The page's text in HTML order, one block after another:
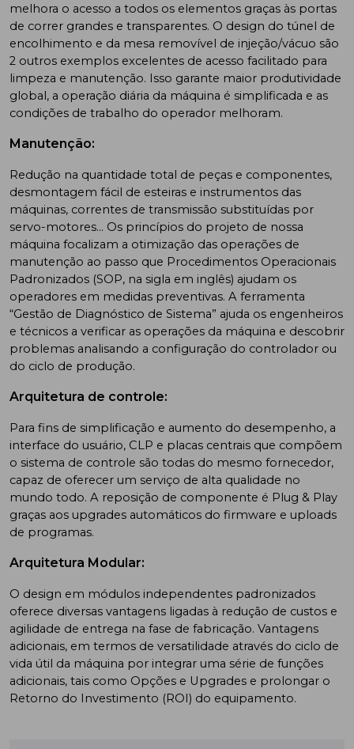
melhora o acesso a todos os elementos graças às portas
de correr grandes e transparentes. O design do túnel de
encolhimento e da mesa removível de injeção/vácuo são
2 outros exemplos excelentes de acesso facilitado para
limpeza e manutenção. Isso garante maior produtividade
global, a operação diária da máquina é simplificada e as
condições de trabalho do operador melhoram.
Manutenção:
Redução na quantidade total de peças e componentes,
desmontagem fácil de esteiras e instrumentos das
máquinas, correntes de transmissão substituídas por
servo-motores… Os princípios do projeto de nossa
máquina focalizam a otimização das operações de
manutenção ao passo que Procedimentos Operacionais
Padronizados (SOP, na sigla em inglês) ajudam os
operadores em medidas preventivas. A ferramenta
“Gestão de Diagnóstico de Sistema” ajuda os engenheiros
e técnicos a verificar as operações da máquina e descobrir
problemas analisando a configuração do controlador ou
do ciclo de produção.
Arquitetura de controle:
Para fins de simplificação e aumento do desempenho, a
interface do usuário, CLP e placas centrais que compõem
o sistema de controle são todas do mesmo fornecedor,
capaz de oferecer um serviço de alta qualidade no
mundo todo. A reposição de componente é Plug & Play
graças aos upgrades automáticos do firmware e uploads
de programas.
Arquitetura Modular:
O design em módulos independentes padronizados
oferece diversas vantagens ligadas à redução de custos e
agilidade de entrega na fase de fabricação. Vantagens
adicionais, em termos de versatilidade através do ciclo de
vida útil da máquina por integrar uma série de funções
adicionais, tais como Opções e Upgrades e prolongar o
Retorno do Investimento (ROI) do equipamento.